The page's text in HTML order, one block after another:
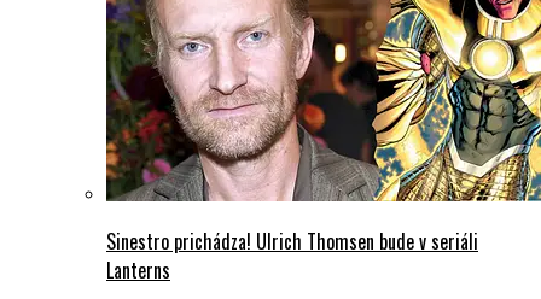
Sinestro prichádza! Ulrich Thomsen bude v seriáli
Lanterns